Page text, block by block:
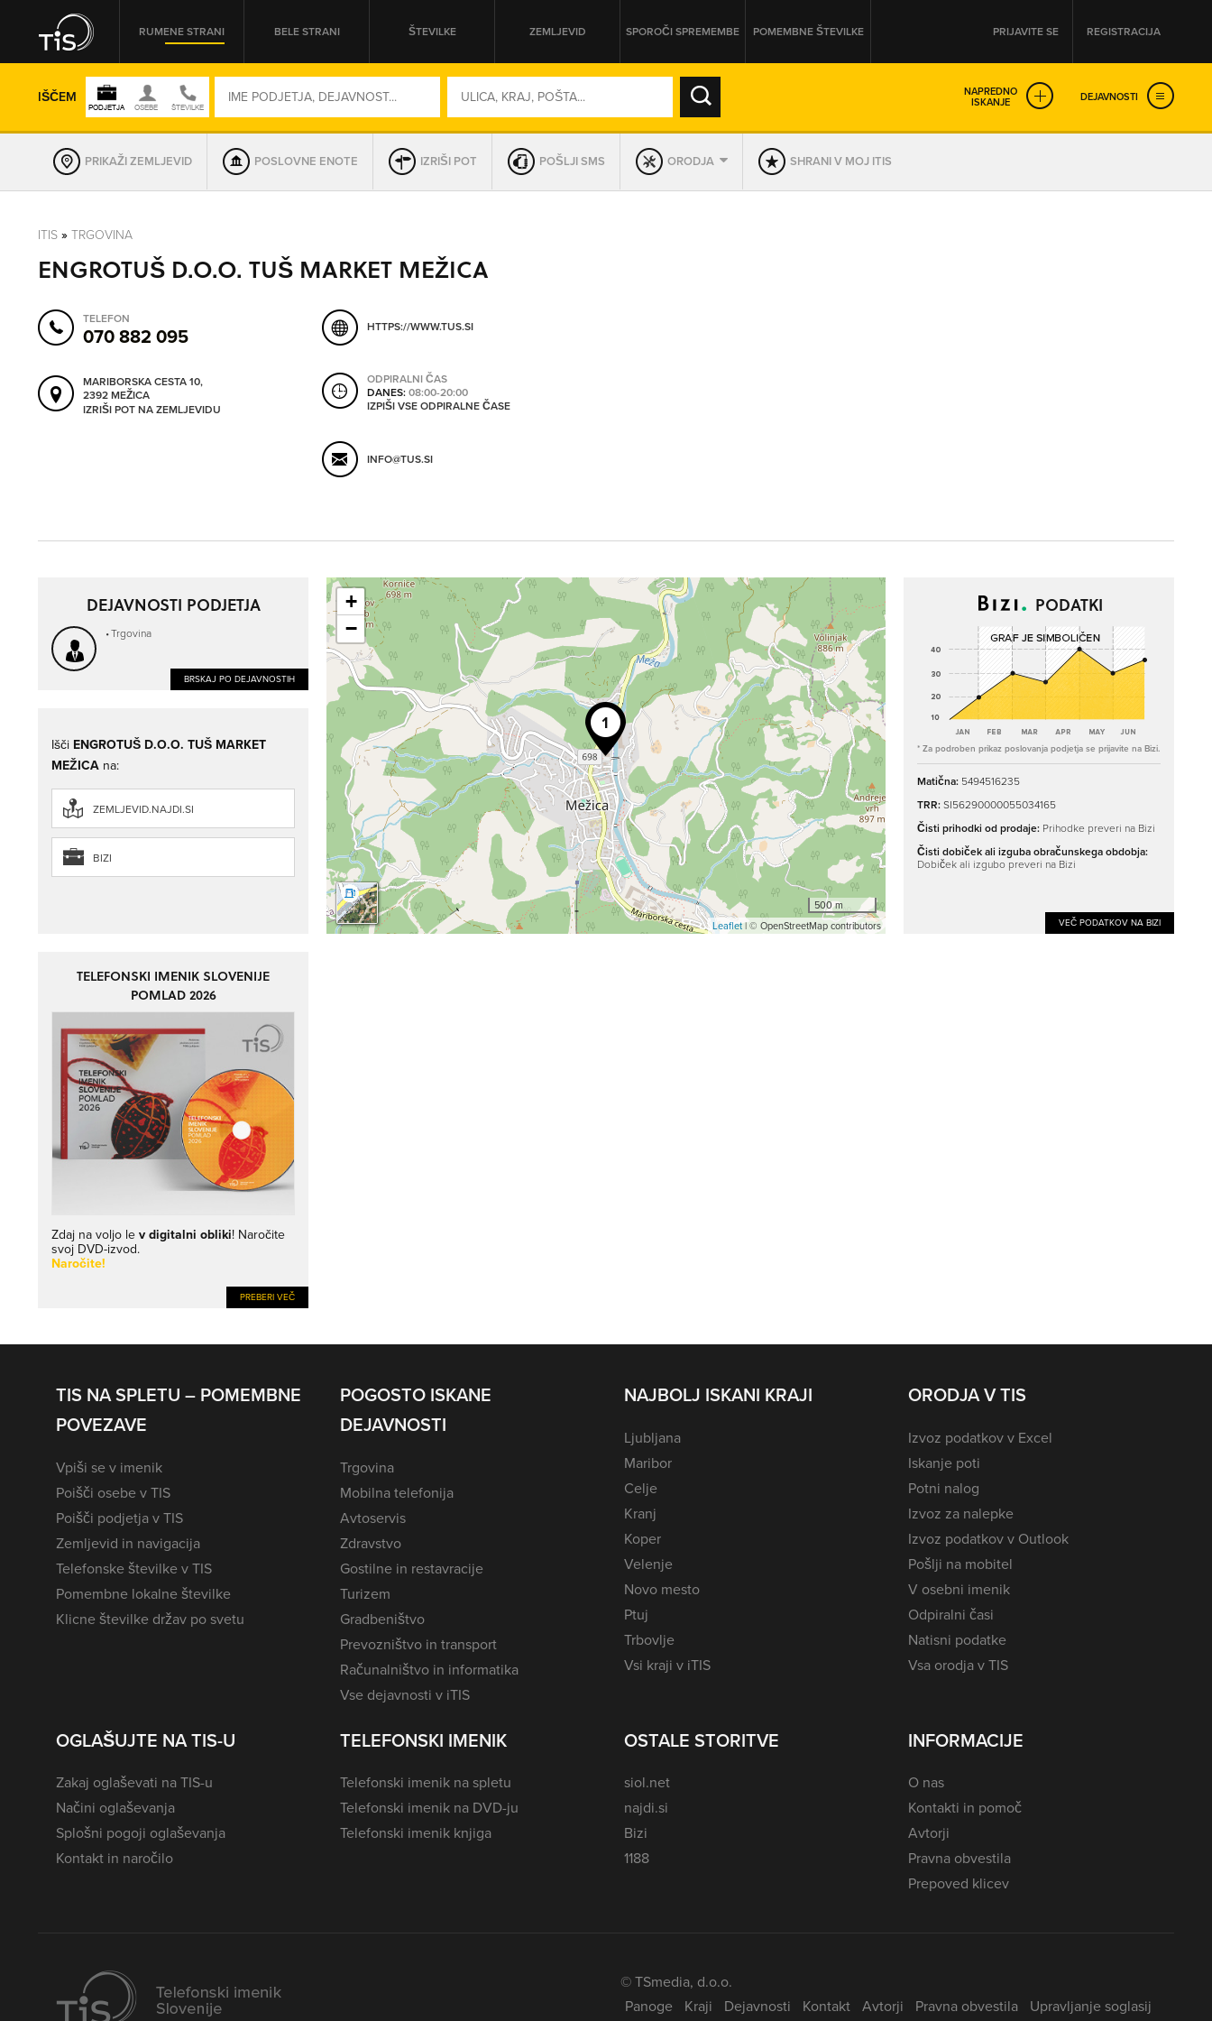
RUMENE STRANI BELE STRANI ŠTEVILKE ZEMLJEVID SPOROČI SPREMEMBE POMEMBNE ŠTEVILKE PRIJAVITE SE REGISTRACIJA
IŠČEM NAPREDNO
ISKANJE DEJAVNOSTI
OMREŽNA ŠT.
SO ODPRTA V
DAN
PRIKAŽI ZEMLJEVID POSLOVNE ENOTE IZRIŠI POT POŠLJI SMS ORODJA SHRANI V MOJ ITIS
ITIS » TRGOVINA
ENGROTUŠ D.O.O. TUŠ MARKET MEŽICA
TELEFON
070 882 095
MARIBORSKA CESTA 10,
2392 MEŽICA
IZRIŠI POT NA ZEMLJEVIDU
HTTPS://WWW.TUS.SI
ODPIRALNI ČAS
DANES:08:00-20:00
IZPIŠI VSE ODPIRALNE ČASE
INFO@TUS.SI
DEJAVNOSTI PODJETJA
Trgovina
BRSKAJ PO DEJAVNOSTIH
+
−
500 m
Leaflet| © OpenStreetMap contributors
PODATKI
* Za podroben prikaz poslovanja podjetja se prijavite na Bizi.
Matična: 5494516235
TRR:SI56290000055034165
Čisti prihodki od prodaje: Prihodke preveri na Bizi
Čisti dobiček ali izguba obračunskega obdobja:
Dobiček ali izgubo preveri na Bizi
VEČ PODATKOV NA BIZI
Išči ENGROTUŠ D.O.O. TUŠ MARKET
MEŽICA na:
ZEMLJEVID.NAJDI.SI
BIZI
TELEFONSKI IMENIK SLOVENIJE
POMLAD 2026
Zdaj na voljo lev digitalni obliki! Naročite
svoj DVD-izvod.
Naročite!
PREBERI VEČ
TIS NA SPLETU – POMEMBNE
POVEZAVE
Vpiši se v imenik
Poišči osebe v TIS
Poišči podjetja v TIS
Zemljevid in navigacija
Telefonske številke v TIS
Pomembne lokalne številke
Klicne številke držav po svetu
POGOSTO ISKANE
DEJAVNOSTI
Trgovina
Mobilna telefonija
Avtoservis
Zdravstvo
Gostilne in restavracije
Turizem
Gradbeništvo
Prevozništvo in transport
Računalništvo in informatika
Vse dejavnosti v iTIS
NAJBOLJ ISKANI KRAJI
Ljubljana
Maribor
Celje
Kranj
Koper
Velenje
Novo mesto
Ptuj
Trbovlje
Vsi kraji v iTIS
ORODJA V TIS
Izvoz podatkov v Excel
Iskanje poti
Potni nalog
Izvoz za nalepke
Izvoz podatkov v Outlook
Pošlji na mobitel
V osebni imenik
Odpiralni časi
Natisni podatke
Vsa orodja v TIS
OGLAŠUJTE NA TIS-U
Zakaj oglaševati na TIS-u
Načini oglaševanja
Splošni pogoji oglaševanja
Kontakt in naročilo
TELEFONSKI IMENIK
Telefonski imenik na spletu
Telefonski imenik na DVD-ju
Telefonski imenik knjiga
OSTALE STORITVE
siol.net
najdi.si
Bizi
1188
INFORMACIJE
O nas
Kontakti in pomoč
Avtorji
Pravna obvestila
Prepoved klicev
© TSmedia, d.o.o.
Panoge
Kraji Dejavnosti Kontakt Avtorji Pravna obvestila Upravljanje soglasij